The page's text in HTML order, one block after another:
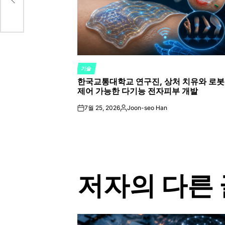
POSTED
IN
기술
한국교통대학교 연구진, 상처 치유와 로봇
제어 가능한 다기능 전자피부 개발
on7월 25, 2026Posted
Joon-seo Han
저자의 다른